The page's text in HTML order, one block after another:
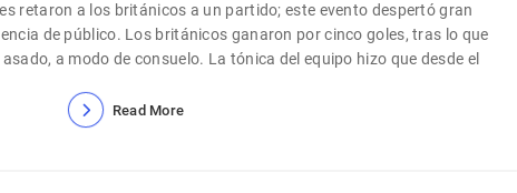
retaron a los británicos a un partido; este evento despertó gran
de público. Los británicos ganaron por cinco goles, tras lo que
a modo de consuelo. La tónica del equipo hizo que desde el
Read More